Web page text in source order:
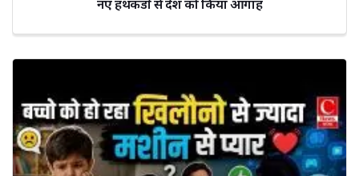
नए हथकंडों से देश को किया आगाह